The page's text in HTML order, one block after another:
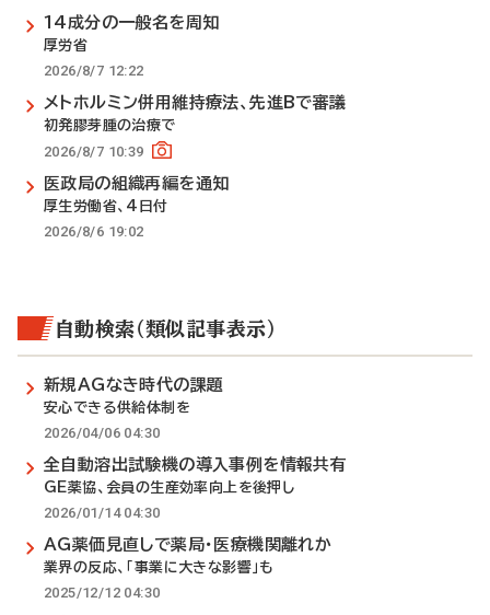
14成分の一般名を周知
厚労省
2026/8/7 12:22
メトホルミン併用維持療法、先進Bで審議
初発膠芽腫の治療で
2026/8/7 10:39
医政局の組織再編を通知
厚生労働省、4日付
2026/8/6 19:02
自動検索（類似記事表示）
新規AGなき時代の課題
安心できる供給体制を
2026/04/06 04:30
全自動溶出試験機の導入事例を情報共有
GE薬協、会員の生産効率向上を後押し
2026/01/14 04:30
AG薬価見直しで薬局・医療機関離れか
業界の反応、「事業に大きな影響」も
2025/12/12 04:30